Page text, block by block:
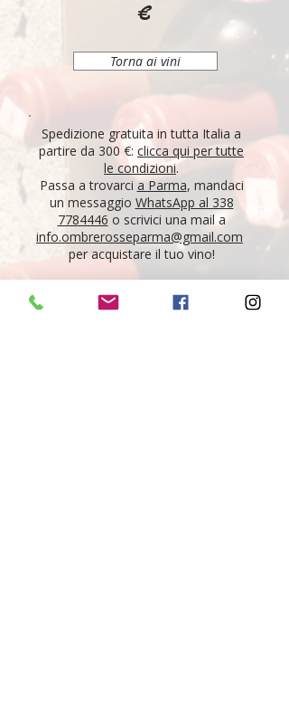
€
Torna ai vini
Spedizione gratuita in tutta Italia a
partire da 300 €: clicca qui per tutte
le condizioni.
Passa a trovarci a Parma, mandaci
un messaggio WhatsApp al 338
7784446 o scrivici una mail a
info.ombrerosseparma@gmail.com
per acquistare il tuo vino!
"Tutti i vini della nostra cantina derivano da un
lungo percorso di ricerca, iniziato nel 1995 con